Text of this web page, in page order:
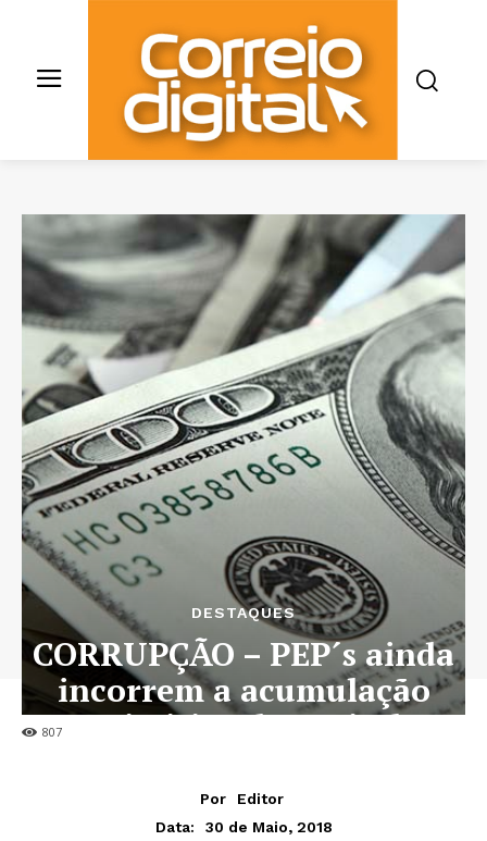
807
DESTAQUES
CORRUPÇÃO – PEP´s ainda
incorrem a acumulação
primitiva de capital
Por
Editor
Data:
30 de Maio, 2018